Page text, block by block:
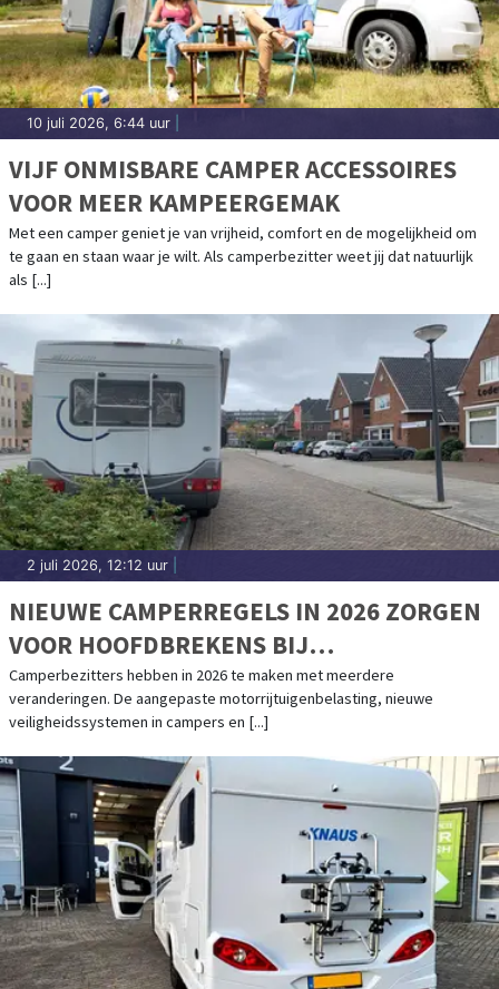
10 juli 2026, 6:44 uur
VIJF ONMISBARE CAMPER ACCESSOIRES
VOOR MEER KAMPEERGEMAK
Met een camper geniet je van vrijheid, comfort en de mogelijkheid om
te gaan en staan waar je wilt. Als camperbezitter weet jij dat natuurlijk
als [...]
2 juli 2026, 12:12 uur
NIEUWE CAMPERREGELS IN 2026 ZORGEN
VOOR HOOFDBREKENS BIJ
CAMPERBEZITTERS
Camperbezitters hebben in 2026 te maken met meerdere
veranderingen. De aangepaste motorrijtuigenbelasting, nieuwe
veiligheidssystemen in campers en [...]